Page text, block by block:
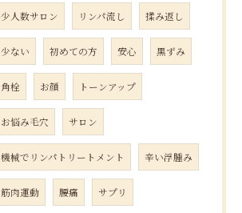
少人数サロン リンパ流し 揉み返し
少ない 初めての方 安心 黒ずみ
角栓 お顔 トーンアップ
お悩み毛穴 サロン
機械でリンパトリートメント 辛い浮腫み
筋肉運動 腰痛 サプリ